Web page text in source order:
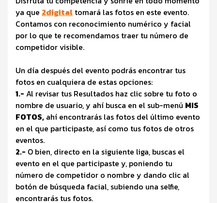
ya que 2digital tomará las fotos en este evento.
Contamos con reconocimiento numérico y facial
por lo que te recomendamos traer tu número de
competidor visible.
Un día después del evento podrás encontrar tus
fotos en cualquiera de estas opciones:
1.- Al revisar tus Resultados haz clic sobre tu foto o
nombre de usuario, y ahí busca en el sub-menú MIS
FOTOS, ahí encontrarás las fotos del último evento
en el que participaste, así como tus fotos de otros
eventos.
2.- O bien, directo en la siguiente liga, buscas el
evento en el que participaste y, poniendo tu
número de competidor o nombre y dando clic al
botón de búsqueda facial, subiendo una selfie,
encontrarás tus fotos.